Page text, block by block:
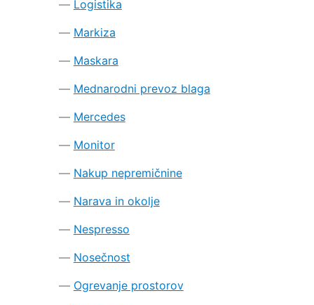
Logistika
Markiza
Maskara
Mednarodni prevoz blaga
Mercedes
Monitor
Nakup nepremičnine
Narava in okolje
Nespresso
Nosečnost
Ogrevanje prostorov